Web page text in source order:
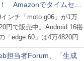
Amazonでタイムセー
ンチ「moto g06」が1万
円で販売中。Android 16搭
「edge 60」は4万4820円
担当者Forum、「生成